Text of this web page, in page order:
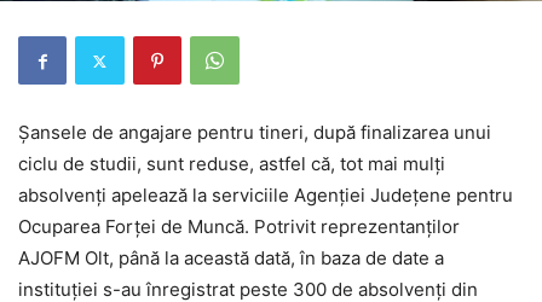
Şansele de angajare pentru tineri, după finalizarea unui
ciclu de studii, sunt reduse, astfel că, tot mai mulţi
absolvenţi apelează la serviciile Agenţiei Judeţene pentru
Ocuparea Forţei de Muncă. Potrivit reprezentanţilor
AJOFM Olt, până la această dată, în baza de date a
instituţiei s-au înregistrat peste 300 de absolvenţi din